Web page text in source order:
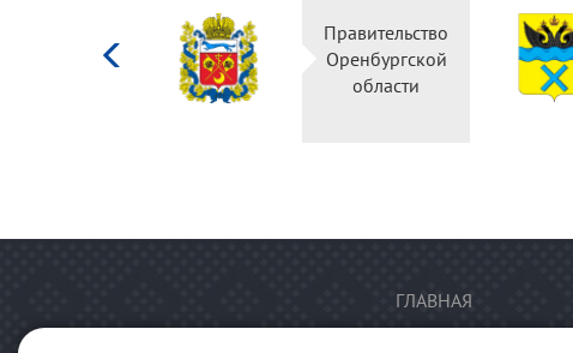
Правительство
Оренбургской
области
ГЛАВНАЯ